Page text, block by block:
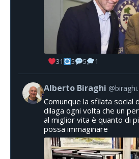
31 5 5 1
Alberto Biraghi
Comunque la sfilata social
dilaga ogni volta che un
al miglior vita è quanto di
possa immaginare